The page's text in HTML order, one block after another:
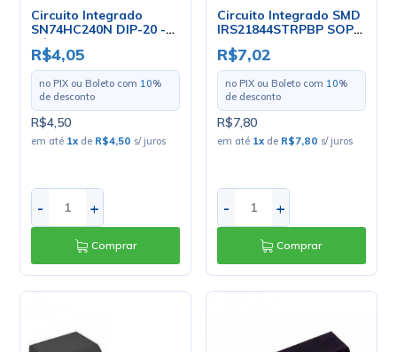
Circuito Integrado
SN74HC240N DIP-20 -
Cód. Loja 187 - Texas
R$4,05
no PIX ou Boleto com 10%
de desconto
R$4,50
em até 1x de R$4,50 s/ juros
- +
Comprar
Circuito Integrado SMD
IRS21844STRPBP SOP-
14 - IR
R$7,02
no PIX ou Boleto com 10%
de desconto
R$7,80
em até 1x de R$7,80 s/ juros
- +
Comprar